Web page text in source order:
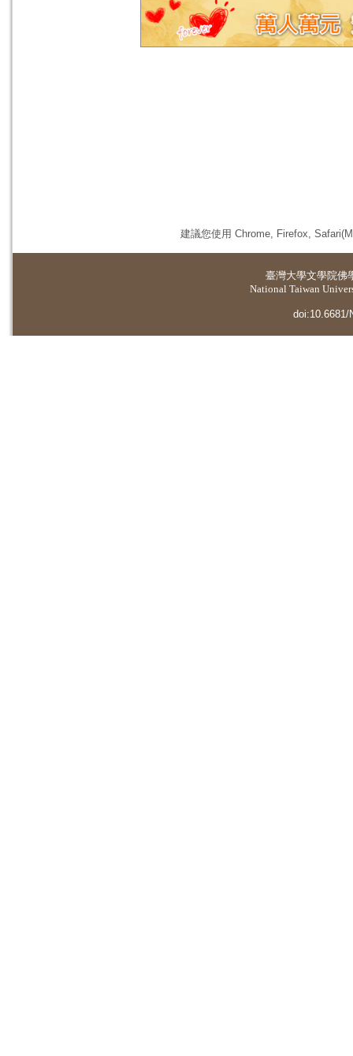
建議您使用 Chrome, Firefox,
臺灣大學文學院佛
National Taiwan
doi:10.6681/